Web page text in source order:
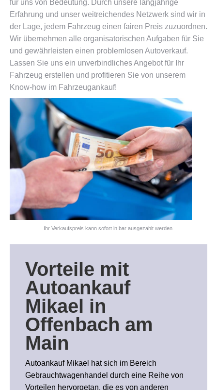
für uns von Bedeutung. Durch unsere langjährige
Erfahrung und unser weitreichendes Netzwerk sind wir in
der Lage, jedem Fahrzeug einen fairen Preis zuzuordnen.
Wir übernehmen alle organisatorischen Aufgaben für Sie
und gewährleisten einen problemlosen Autoverkauf.
Lassen Sie uns ein unverbindliches Angebot für Ihr
Fahrzeug erstellen und profitieren Sie von unserem
Know-how im Fahrzeugankauf!
Ihr Verkaufspreis kann sofort in bar ausgezahlt werden.
Vorteile mit
Autoankauf
Mikael in
Offenbach am
Main
Autoankauf Mikael hat sich im Bereich
Gebrauchtwagenhandel durch eine Reihe von
Vorteilen hervorgetan, die es von anderen